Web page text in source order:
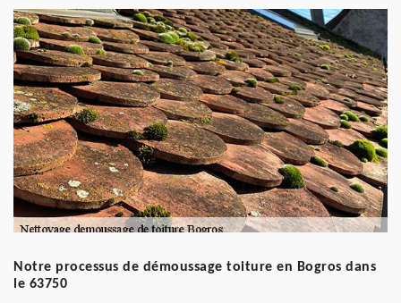
Notre processus de démoussage toiture en Bogros dans
le 63750